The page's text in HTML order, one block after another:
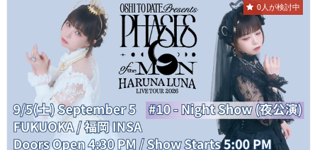
0人が検討中